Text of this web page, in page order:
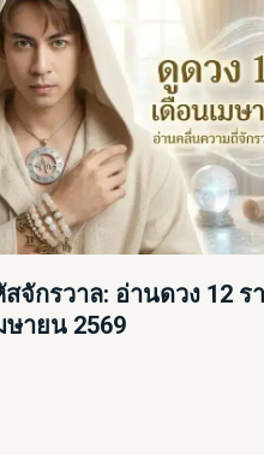
สจักรวาล: อ่านดวง 12 ร
ษายน 2569